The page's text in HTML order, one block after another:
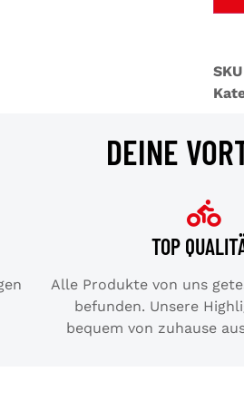
SKU
DEINE
TOP
Alle Produkte von uns
befunden. Unsere
bequem von zuhause